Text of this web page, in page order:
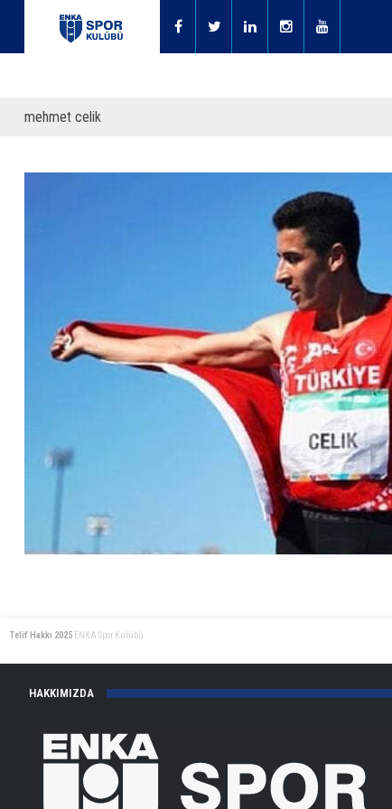
mehmet celik
Telif Hakkı 2025 ENKA Spor Kulübü
HAKKIMIZDA